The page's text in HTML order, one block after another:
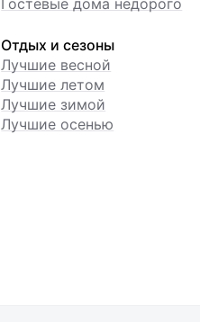
Гостевые дома недорого
Отдых и сезоны
Лучшие весной
Лучшие летом
Лучшие зимой
Лучшие осенью